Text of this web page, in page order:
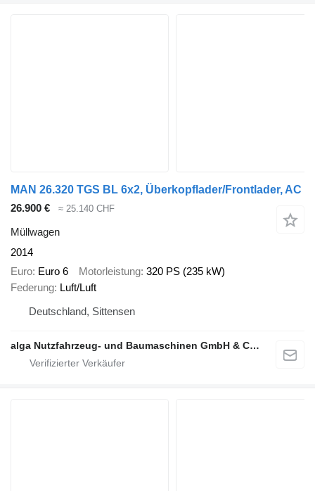
MAN 26.320 TGS BL 6x2, Überkopflader/Frontlader, AC
26.900 €
≈ 25.140 CHF
Müllwagen
2014
Euro Euro 6 Motorleistung 320 PS (235 kW)
Federung Luft/Luft
Deutschland, Sittensen
alga Nutzfahrzeug- und Baumaschinen GmbH & Co. KG